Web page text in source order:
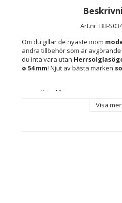
Art.nr: BB-
Om du gillar de nyaste inom
andra tillbehör som är
du inta vara utan
ø 54 mm! Njut av bästa märken
Kön: Män
Visa mer